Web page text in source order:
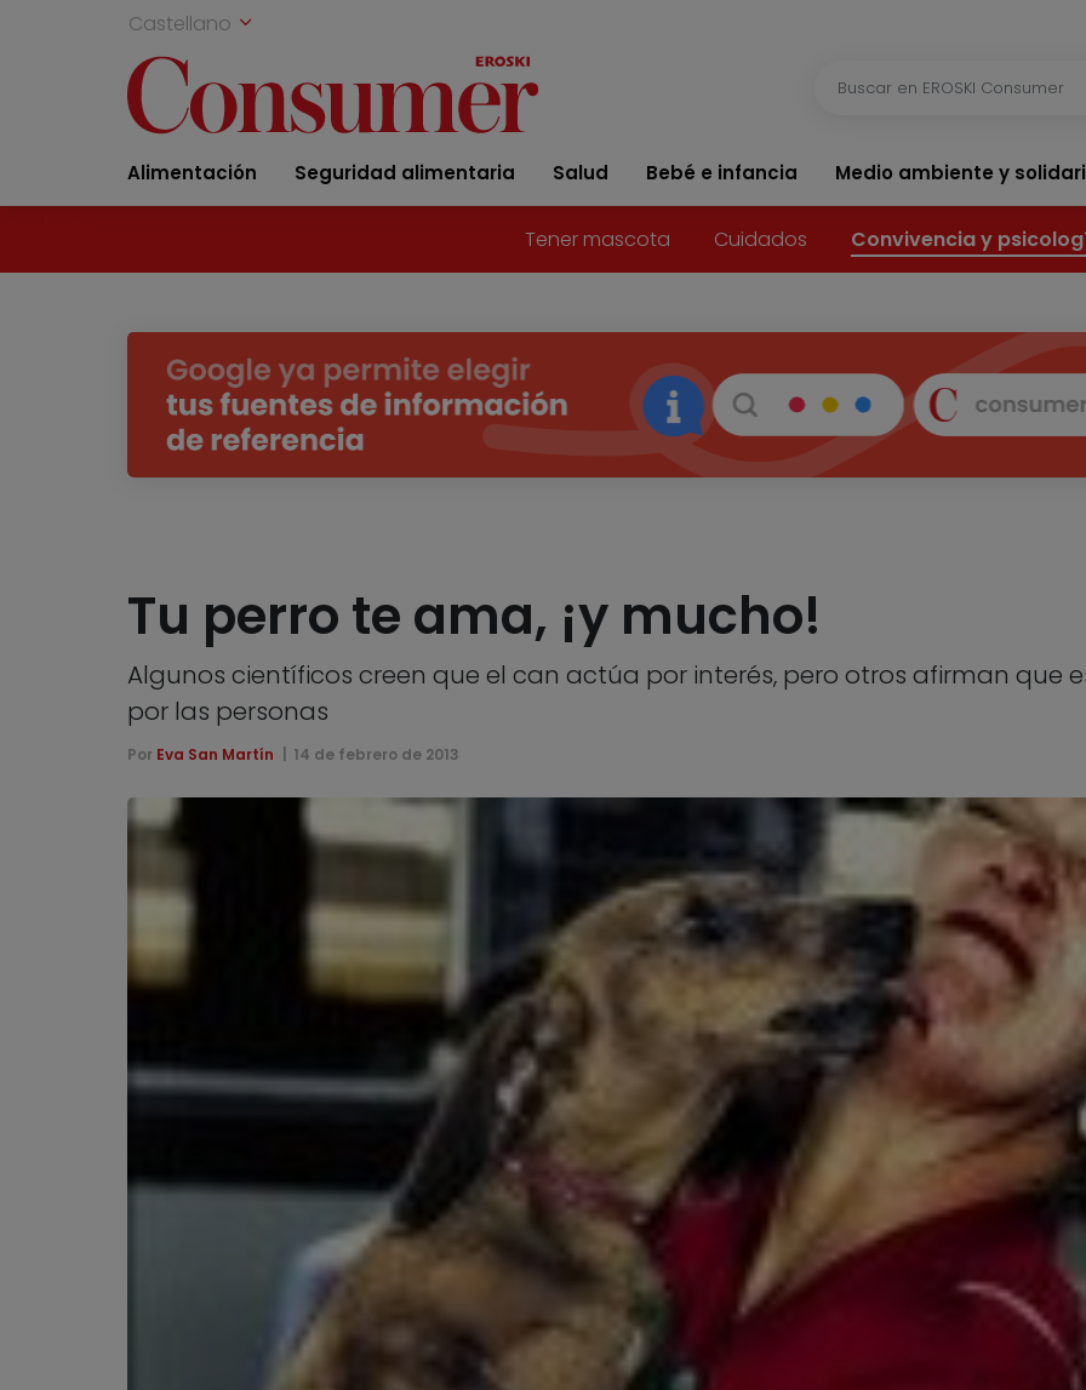
Castellano
Alimentación Seguridad alimentaria Salud Bebé e infancia Medio ambiente y
Tener mascota Cuidados Convivencia y
Tu perro te ama, ¡y mucho!
Algunos científicos creen que el can actúa por interés, pero otros afirman que
por las personas
Por Eva San Martín 14 de febrero de 2013